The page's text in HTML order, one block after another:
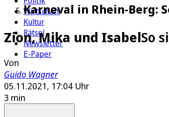
Wirtschaft
Kultur
Rätsel
Newsletter
E-Paper
Karneval in Rhein-Berg:
Zion, Mika und IsabelSo
Von
Guido Wagner
05.11.2021, 17:04 Uhr
3 min